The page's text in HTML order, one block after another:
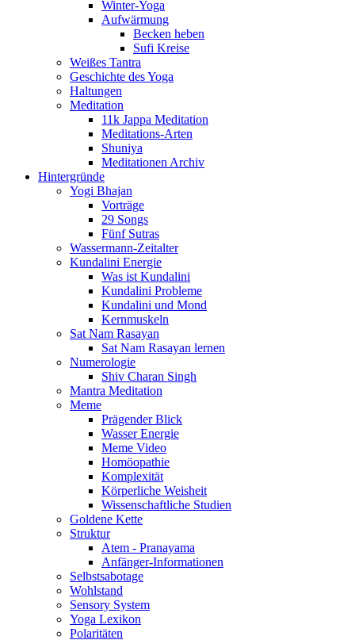
Winter-Yoga
Aufwärmung
Becken heben
Sufi Kreise
Weißes Tantra
Geschichte des Yoga
Haltungen
Meditation
11k Jappa Meditation
Meditations-Arten
Shuniya
Meditationen Archiv
Hintergründe
Yogi Bhajan
Vorträge
29 Songs
Fünf Sutras
Wassermann-Zeitalter
Kundalini Energie
Was ist Kundalini
Kundalini Probleme
Kundalini und Mond
Kernmuskeln
Sat Nam Rasayan
Sat Nam Rasayan lernen
Numerologie
Shiv Charan Singh
Mantra Meditation
Meme
Prägender Blick
Wasser Energie
Meme Video
Homöopathie
Komplexität
Körperliche Weisheit
Wissenschaftliche Studien
Goldene Kette
Struktur
Atem - Pranayama
Anfänger-Informationen
Selbstsabotage
Wohlstand
Sensory System
Yoga Lexikon
Polaritäten